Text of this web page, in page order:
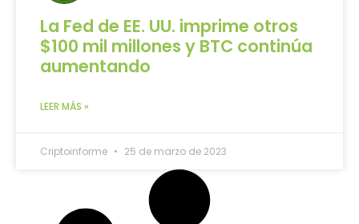
La Fed de EE. UU. imprime otros
$100 mil millones y BTC continúa
aumentando
LEER MÁS »
Criptoinforme 25 de marzo de 2023